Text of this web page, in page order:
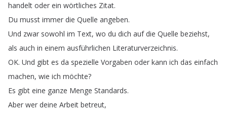
handelt oder ein wörtliches Zitat.
Du musst immer die Quelle angeben.
Und zwar sowohl im Text, wo du dich auf die Quelle beziehst,
als auch in einem ausführlichen Literaturverzeichnis.
OK. Und gibt es da spezielle Vorgaben oder kann ich das einfach
machen, wie ich möchte?
Es gibt eine ganze Menge Standards.
Aber wer deine Arbeit betreut,